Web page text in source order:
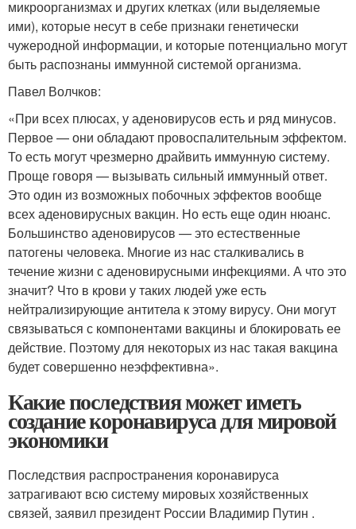
микроорганизмах и других клетках (или выделяемые
ими), которые несут в себе признаки генетически
чужеродной информации, и которые потенциально могут
быть распознаны иммунной системой организма.
Павел Волчков:
«При всех плюсах, у аденовирусов есть и ряд минусов.
Первое — они обладают провоспалительным эффектом.
То есть могут чрезмерно драйвить иммунную систему.
Проще говоря — вызывать сильный иммунный ответ.
Это один из возможных побочных эффектов вообще
всех аденовирусных вакцин. Но есть еще один нюанс.
Большинство аденовирусов — это естественные
патогены человека. Многие из нас сталкивались в
течение жизни с аденовирусными инфекциями. А что это
значит? Что в крови у таких людей уже есть
нейтрализирующие антитела к этому вирусу. Они могут
связываться с компонентами вакцины и блокировать ее
действие. Поэтому для некоторых из нас такая вакцина
будет совершенно неэффективна».
Какие последствия может иметь
создание коронавируса для мировой
экономики
Последствия распространения коронавируса
затрагивают всю систему мировых хозяйственных
связей, заявил президент России Владимир Путин .